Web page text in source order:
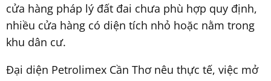
cửa hàng pháp lý đất đai chưa phù hợp quy định,
nhiều cửa hàng có diện tích nhỏ hoặc nằm trong
khu dân cư.
Đại diện Petrolimex Cần Thơ nêu thực tế, việc mở